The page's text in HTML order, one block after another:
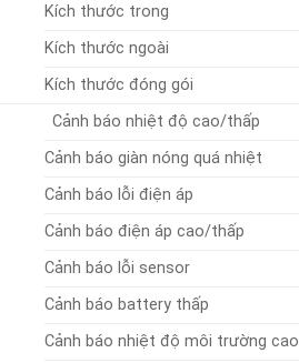
Kích thước trong
Kích thước ngoài
Kích thước đóng gói
Cảnh báo nhiệt độ cao/thấp
Cảnh báo giàn nóng quá nhiệt
Cảnh báo lỗi điện áp
Cảnh báo điện áp cao/thấp
Cảnh báo lỗi sensor
Cảnh báo battery thấp
Cảnh báo nhiệt độ môi trường cao